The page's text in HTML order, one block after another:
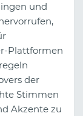
und
Plattformen
der
Stimmen
Akzente zu